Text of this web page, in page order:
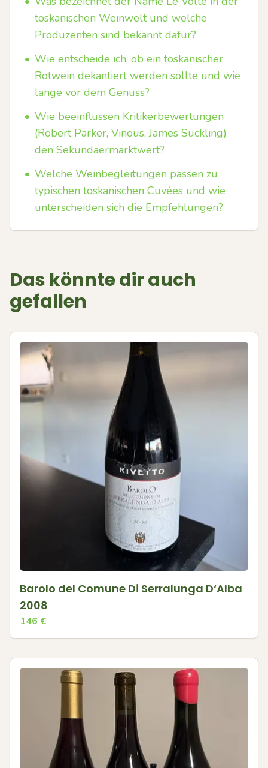
toskanischen Weinwelt und welche
Produzenten sind bekannt dafür?
• Wie entscheide ich, ob ein toskanischer
Rotwein dekantiert werden sollte und wie
lange vor dem Genuss?
• Wie beeinflussen Kritikerbewertungen
(Robert Parker, Vinous, James Suckling)
den Sekundaermarktwert?
• Welche Weinbegleitungen passen zu
typischen toskanischen Cuvées und wie
unterscheiden sich die Empfehlungen?
Das könnte dir auch
gefallen
Barolo del Comune Di Serralunga D‘Alba
2008
146 €